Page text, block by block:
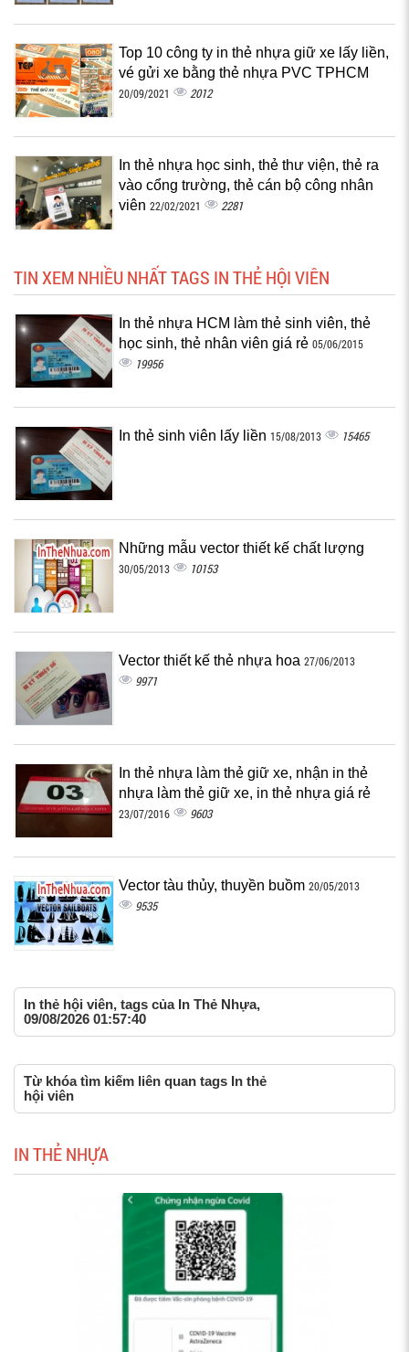
Top 10 công ty in thẻ nhựa giữ xe lấy liền,
vé gửi xe bằng thẻ nhựa PVC TPHCM
20/09/2021 2012
In thẻ nhựa học sinh, thẻ thư viện, thẻ ra
vào cổng trường, thẻ cán bộ công nhân
viên 22/02/2021 2281
TIN XEM NHIỀU NHẤT TAGS IN THẺ HỘI VIÊN
In thẻ nhựa HCM làm thẻ sinh viên, thẻ
học sinh, thẻ nhân viên giá rẻ 05/06/2015
19956
In thẻ sinh viên lấy liền 15/08/2013 15465
Những mẫu vector thiết kế chất lượng
30/05/2013 10153
Vector thiết kế thẻ nhựa hoa 27/06/2013
9971
In thẻ nhựa làm thẻ giữ xe, nhận in thẻ
nhựa làm thẻ giữ xe, in thẻ nhựa giá rẻ
23/07/2016 9603
Vector tàu thủy, thuyền buồm 20/05/2013
9535
In thẻ hội viên, tags của In Thẻ Nhựa,
09/08/2026 01:57:40
Từ khóa tìm kiếm liên quan tags In thẻ
hội viên
IN THẺ NHỰA